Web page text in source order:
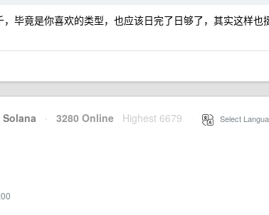
毕竟是你喜欢的类型，也应该日完了日够了，其实这样也
Solana · 3280 Online Highest 6679 Select